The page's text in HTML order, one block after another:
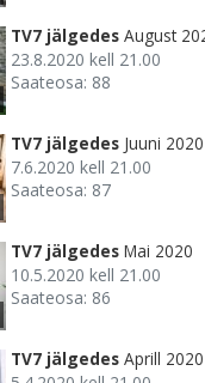
TV7 jälgedes August
23.8.2020 kell 21.00
Saateosa: 88
TV7 jälgedes Juuni 2020
7.6.2020 kell 21.00
Saateosa: 87
TV7 jälgedes Mai 2020
10.5.2020 kell 21.00
Saateosa: 86
TV7 jälgedes Aprill 2020